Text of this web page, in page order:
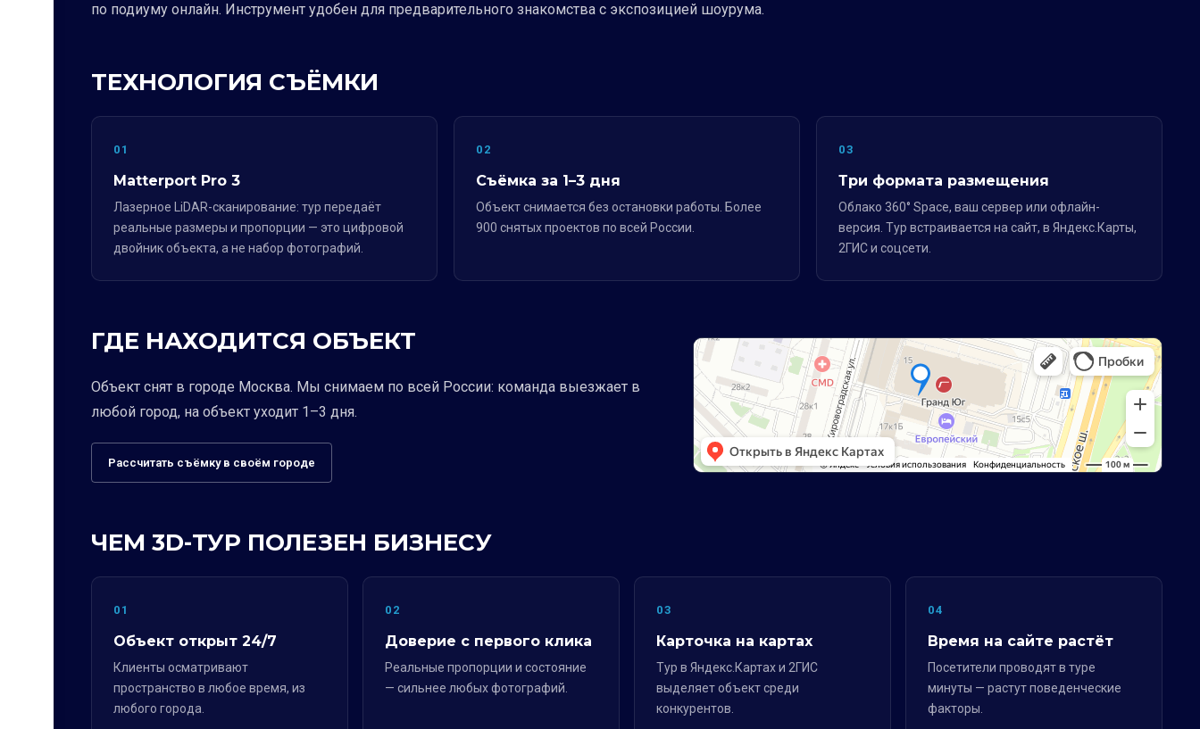
по подиуму онлайн. Инструмент удобен для предварительного знакомства с экспозицией шоурума.
ТЕХНОЛОГИЯ СЪЁМКИ
01
Matterport Pro 3
Лазерное LiDAR-сканирование: тур передаёт
реальные размеры и пропорции — это цифровой
двойник объекта, а не набор фотографий.
02
Съёмка за 1–3 дня
Объект снимается без остановки работы. Более
900 снятых проектов по всей России.
03
Три формата размещения
Облако 360° Space, ваш сервер или офлайн-
версия. Тур встраивается на сайт, в Яндекс.Карты,
2ГИС и соцсети.
ГДЕ НАХОДИТСЯ ОБЪЕКТ
Объект снят в городе Москва. Мы снимаем по всей России: команда выезжает в
любой город, на объект уходит 1–3 дня.
Рассчитать съёмку в своём городе
ЧЕМ 3D-ТУР ПОЛЕЗЕН БИЗНЕСУ
01
Объект открыт 24/7
Клиенты осматривают
пространство в любое время, из
любого города.
02
Доверие с первого клика
Реальные пропорции и состояние
— сильнее любых фотографий.
03
Карточка на картах
Тур в Яндекс.Картах и 2ГИС
выделяет объект среди
конкурентов.
04
Время на сайте растёт
Посетители проводят в туре
минуты — растут поведенческие
факторы.